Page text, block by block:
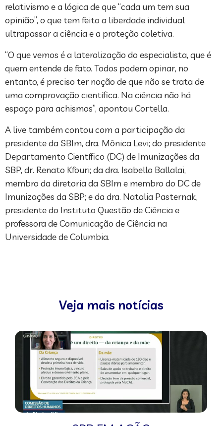
relativismo e a lógica de que “cada um tem sua
opinião”, o que tem feito a liberdade individual
ultrapassar a ciência e a proteção coletiva.
“O que vemos é a lateralização do especialista, que é
quem entende de fato. Todos podem opinar, no
entanto, é preciso ter noção de que não se trata de
uma comprovação científica. Na ciência não há
espaço para achismos”, apontou Cortella.
A live também contou com a participação da
presidente da SBIm, dra. Mônica Levi; do presidente
Departamento Científico (DC) de Imunizações da
SBP, dr. Renato Kfouri; da dra. Isabella Ballalai,
membro da diretoria da SBIm e membro do DC de
Imunizações da SBP; e da dra. Natalia Pasternak,
presidente do Instituto Questão de Ciência e
professora de Comunicação de Ciência na
Universidade de Columbia.
Veja mais notícias